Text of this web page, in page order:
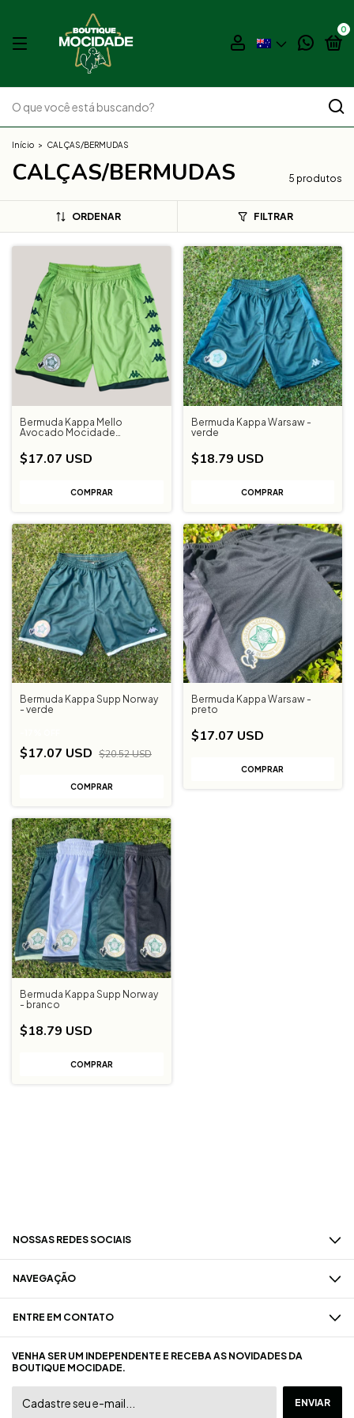
0
Início > CALÇAS/BERMUDAS
CALÇAS/BERMUDAS 5 produtos
ORDENAR FILTRAR
Bermuda Kappa Mello
Avocado Mocidade
$17.07 USD
COMPRAR
Bermuda Kappa Warsaw -
verde
$18.79 USD
COMPRAR
Bermuda Kappa Supp Norway
- verde
$17.07 USD $20.52 USD
COMPRAR
Bermuda Kappa Warsaw -
preto
$17.07 USD
COMPRAR
Bermuda Kappa Supp Norway
- branco
$18.79 USD
COMPRAR
NOSSAS REDES SOCIAIS
NAVEGAÇÃO
ENTRE EM CONTATO
VENHA SER UM INDEPENDENTE E RECEBA AS NOVIDADES DA
BOUTIQUE MOCIDADE.